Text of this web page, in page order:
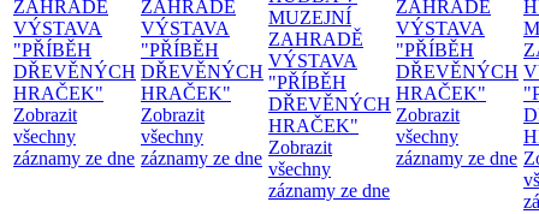
ZAHRADĚ
VÝSTAVA
"PŘÍBĚH
DŘEVĚNÝCH
HRAČEK"
Zobrazit
všechny
záznamy ze dne
ZAHRADĚ
VÝSTAVA
"PŘÍBĚH
DŘEVĚNÝCH
HRAČEK"
Zobrazit
všechny
záznamy ze dne
MUZEJNÍ
ZAHRADĚ
VÝSTAVA
"PŘÍBĚH
DŘEVĚNÝCH
HRAČEK"
Zobrazit
všechny
záznamy ze dne
ZAHRADĚ
VÝSTAVA
"PŘÍBĚH
DŘEVĚNÝCH
HRAČEK"
Zobrazit
všechny
záznamy ze dne